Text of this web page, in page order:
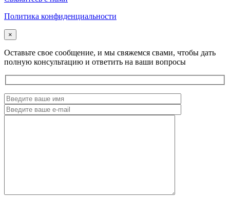
Политика конфиденциальности
×
Оставьте свое сообщение, и мы свяжемся свами, чтобы дать
полную консультацию и ответить на ваши вопросы